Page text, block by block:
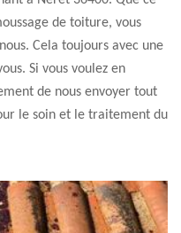
de toiture, vous
Cela toujours avec une
Si vous voulez en
de nous envoyer tout
le soin et le traitement du